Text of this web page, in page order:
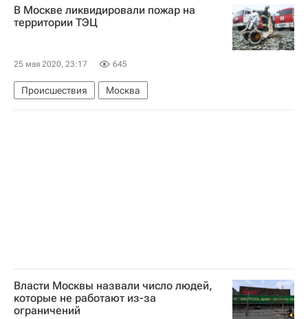
В Москве ликвидировали пожар на
территории ТЭЦ
25 мая 2020, 23:17 645
Происшествия Москва
Власти Москвы назвали число людей,
которые не работают из-за
ограничений